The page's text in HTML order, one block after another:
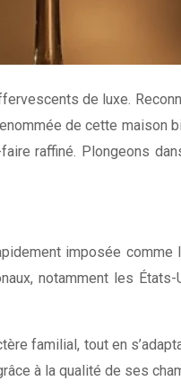
de luxe.
de cette maison
raffiné. Plongeons
imposée comme
notamment les
familial, tout en
à la qualité de ses